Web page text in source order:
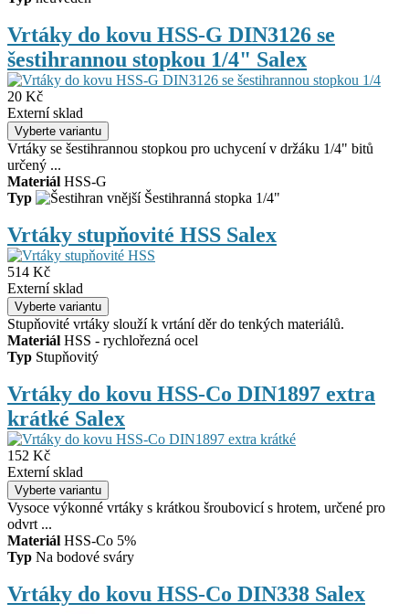
Vrtáky do kovu HSS-G DIN3126 se
šestihrannou stopkou 1/4" Salex
20 Kč
Externí sklad
Vrtáky se šestihrannou stopkou pro uchycení v držáku 1/4" bitů
určený ...
Materiál HSS-G
Typ
Šestihranná stopka 1/4"
Vrtáky stupňovité HSS Salex
514 Kč
Externí sklad
Stupňovité vrtáky slouží k vrtání děr do tenkých materiálů.
Materiál HSS - rychlořezná ocel
Typ Stupňovitý
Vrtáky do kovu HSS-Co DIN1897 extra
krátké Salex
152 Kč
Externí sklad
Vysoce výkonné vrtáky s krátkou šroubovicí s hrotem, určené pro
odvrt ...
Materiál HSS-Co 5%
Typ Na bodové sváry
Vrtáky do kovu HSS-Co DIN338 Salex